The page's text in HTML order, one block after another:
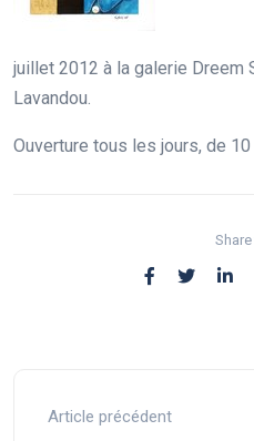
juillet 2012 à la galerie Dreem
Lavandou.
Ouverture tous les jours, de
Article précédent